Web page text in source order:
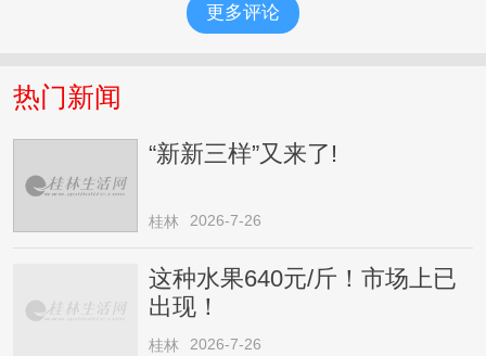
更多评论
热门新闻
“新新三样”又来了!
桂林 2026-7-26
这种水果640元/斤！市场上已
出现！
桂林 2026-7-26